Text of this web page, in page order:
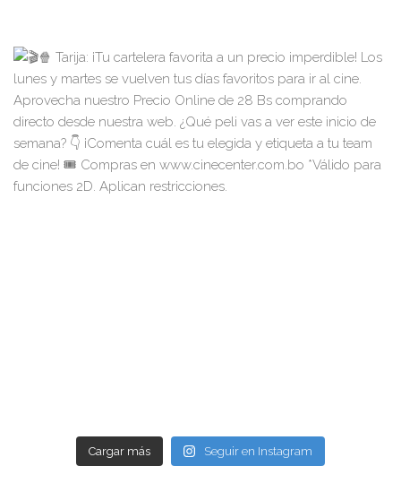
Cargar más Seguir en Instagram